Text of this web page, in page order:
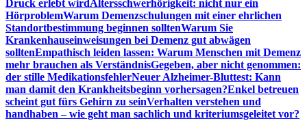
Druck erlebt wirdAltersschwerhörigkeit: nicht nur ein
HörproblemWarum Demenzschulungen mit einer ehrlichen
Standortbestimmung beginnen solltenWarum Sie
Krankenhauseinweisungen bei Demenz gut abwägen
solltenEmpathisch leiden lassen: Warum Menschen mit Demenz
mehr brauchen als VerständnisGegeben, aber nicht genommen:
der stille MedikationsfehlerNeuer Alzheimer-Bluttest: Kann
man damit den Krankheitsbeginn vorhersagen?Enkel betreuen
scheint gut fürs Gehirn zu seinVerhalten verstehen und
handhaben – wie geht man sachlich und kriteriumsgeleitet vor?